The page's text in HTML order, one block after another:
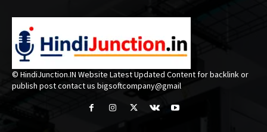
© HindiJunction.IN Website Latest Updated Content for backlink or
publish post contact us bigsoftcompany@gmail